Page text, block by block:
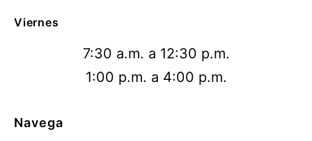
Viernes
7:30 a.m. a 12:30 p.m.
1:00 p.m. a 4:00 p.m.
Navega